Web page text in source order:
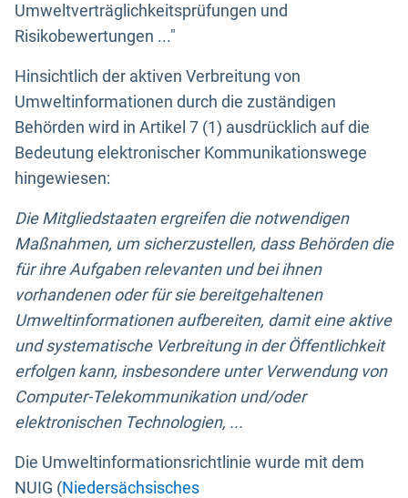
Umweltverträglichkeitsprüfungen und
Risikobewertungen ..."
Hinsichtlich der aktiven Verbreitung von
Umweltinformationen durch die zuständigen
Behörden wird in Artikel 7 (1) ausdrücklich auf die
Bedeutung elektronischer Kommunikationswege
hingewiesen:
Die Mitgliedstaaten ergreifen die notwendigen
Maßnahmen, um sicherzustellen, dass Behörden die
für ihre Aufgaben relevanten und bei ihnen
vorhandenen oder für sie bereitgehaltenen
Umweltinformationen aufbereiten, damit eine aktive
und systematische Verbreitung in der Öffentlichkeit
erfolgen kann, insbesondere unter Verwendung von
Computer-Telekommunikation und/oder
elektronischen Technologien, ...
Die Umweltinformationsrichtlinie wurde mit dem
NUIG (Niedersächsisches